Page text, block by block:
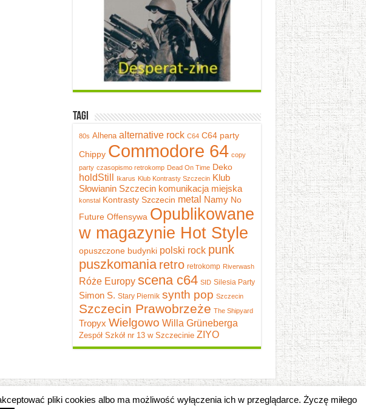
Tagi
80s Alhena alternative rock C64 C64 party
Chippy Commodore 64 copy
party czasopismo retrokomp Dead On Time Deko
holdStill Ikarus Klub Kontrasty Szczecin Klub
Słowianin Szczecin komunikacja miejska
konstal Kontrasty Szczecin metal Namy No
Future Offensywa Opublikowane
w magazynie Hot Style
opuszczone budynki polski rock punk
puszkomania retro retrokomp Riverwash
Róże Europy scena c64 SID Silesia Party
Simon S. Stary Piernik synth pop Szczecin
Szczecin Prawobrzeże The Shipyard
Tropyx Wielgowo Willa Grüneberga
Zespół Szkół nr 13 w Szczecinie ZIYO
pliki cookies albo ma możliwość wyłączenia ich w przeglądarce. Życzę miłego